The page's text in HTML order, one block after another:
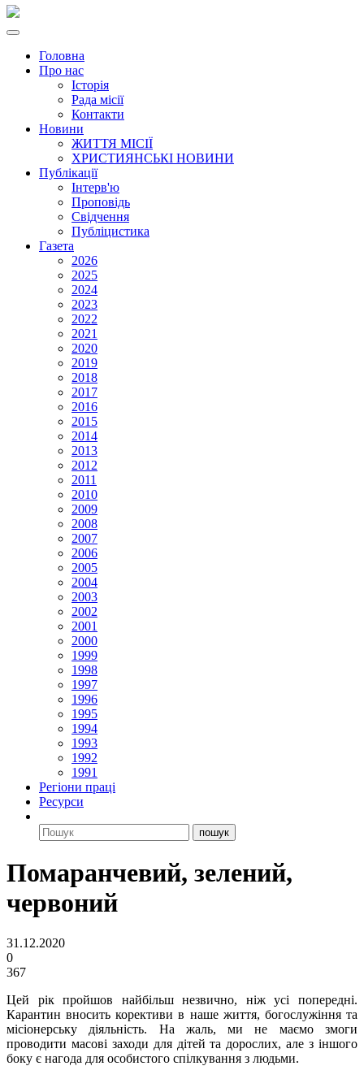
Головна
Про нас
Історія
Рада місії
Контакти
Новини
ЖИТТЯ МІСІЇ
ХРИСТИЯНСЬКІ НОВИНИ
Публікації
Інтерв'ю
Проповідь
Свідчення
Публіцистика
Газета
2026
2025
2024
2023
2022
2021
2020
2019
2018
2017
2016
2015
2014
2013
2012
2011
2010
2009
2008
2007
2006
2005
2004
2003
2002
2001
2000
1999
1998
1997
1996
1995
1994
1993
1992
1991
Регіони праці
Ресурси
Помаранчевий, зелений,
червоний
31.12.2020
0
367
Цей рік пройшов найбільш незвично, ніж усі попередні.
Карантин вносить корективи в наше життя, богослужіння та
місіонерську діяльність. На жаль, ми не маємо змоги
проводити масові заходи для дітей та дорослих, але з іншого
боку є нагода для особистого спілкування з людьми.